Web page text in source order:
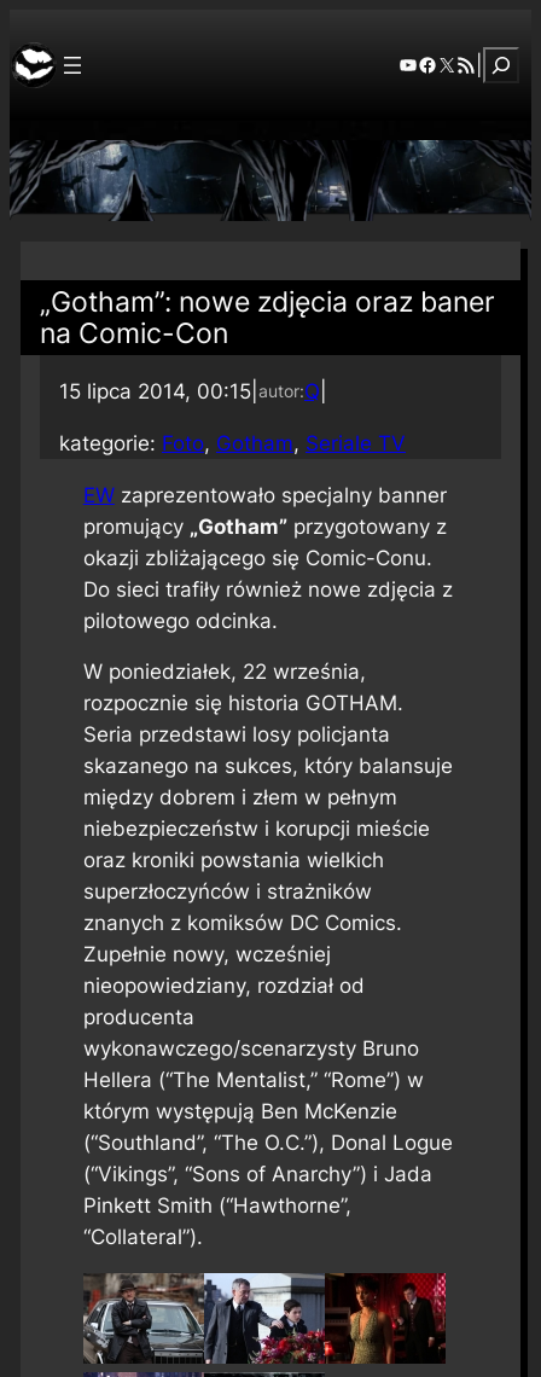
YouTube
Facebook
X RSS Feed
„Gotham”: nowe zdjęcia oraz baner
na Comic-Con
15 lipca 2014, 00:15| autor:Q
kategorie: Foto, Gotham, Seriale TV
EWzaprezentowało specjalny banner
promujący „Gotham”przygotowany z
okazji zbliżającego się Comic-Conu.
Do sieci trafiły również nowe zdjęcia z
pilotowego odcinka.
W poniedziałek, 22 września,
rozpocznie się historia GOTHAM.
Seria przedstawi losy policjanta
skazanego na sukces, który balansuje
między dobrem i złem w pełnym
niebezpieczeństw i korupcji mieście
oraz kroniki powstania wielkich
superzłoczyńców i strażników
znanych z komiksów DC Comics.
Zupełnie nowy, wcześniej
nieopowiedziany, rozdział od
producenta
wykonawczego/scenarzysty Bruno
Hellera (“The Mentalist,” “Rome”) w
którym występują Ben McKenzie
(“Southland”, “The O.C.”), Donal Logue
(“Vikings”, “Sons of Anarchy”) i Jada
Pinkett Smith (“Hawthorne”,
“Collateral”).